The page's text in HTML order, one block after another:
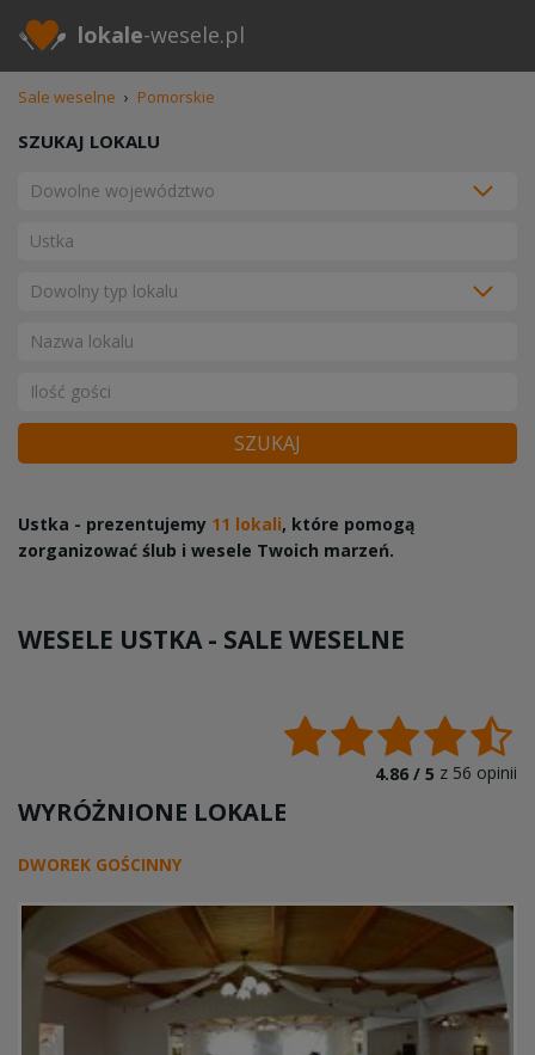
lokale-wesele.pl
Sale weselne › Pomorskie
SZUKAJ LOKALU
SZUKAJ
Ustka - prezentujemy 11 lokali, które pomogą
zorganizować ślub i wesele Twoich marzeń.
WESELE USTKA - SALE WESELNE
4.86 / 5 z 56 opinii
WYRÓŻNIONE LOKALE
DWOREK GOŚCINNY